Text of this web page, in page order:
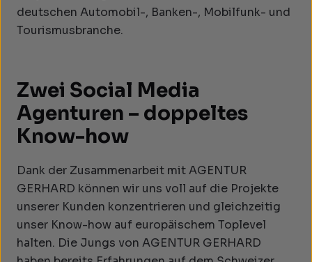
deutschen Automobil-, Banken-, Mobilfunk- und
Tourismusbranche.
Zwei Social Media
Agenturen – doppeltes
Know-how
Dank der Zusammenarbeit mit AGENTUR
GERHARD können wir uns voll auf die Projekte
unserer Kunden konzentrieren und gleichzeitig
unser Know-how auf europäischem Toplevel
halten. Die Jungs von AGENTUR GERHARD